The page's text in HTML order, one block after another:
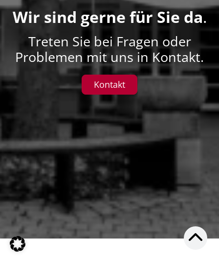
Wir sind gerne für Sie da.
Treten Sie bei Fragen oder
Problemen mit uns in Kontakt.
Kontakt